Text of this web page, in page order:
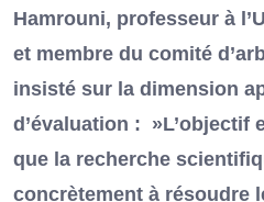
Hamrouni, professeur à
et membre du comité
insisté sur la dimension
d’évaluation : »L’objectif
que la recherche
concrètement à résoudre